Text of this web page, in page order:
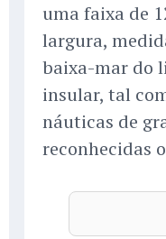
uma faixa de
largura,
baixa-mar do
insular, tal
náuticas de
reconhecidas